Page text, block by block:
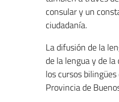
consular y un
ciudadanía.
La difusión de la
de la lengua y de
los cursos
Provincia de